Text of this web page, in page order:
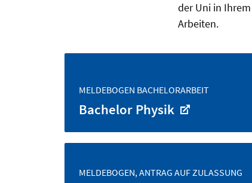
der Uni in
Arbeiten.
MELDEBOGEN BACHELORARBEIT
Bachelor Physik
MELDEBOGEN, ANTRAG AUF ZULASSUNG